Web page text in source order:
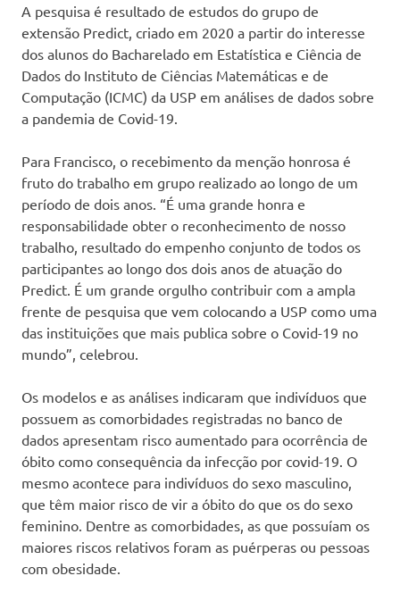
A pesquisa é resultado de estudos do grupo de
extensão Predict, criado em 2020 a partir do interesse
dos alunos do Bacharelado em Estatística e Ciência de
Dados do Instituto de Ciências Matemáticas e de
Computação (ICMC) da USP em análises de dados sobre
a pandemia de Covid-19.
Para Francisco, o recebimento da menção honrosa é
fruto do trabalho em grupo realizado ao longo de um
período de dois anos. “É uma grande honra e
responsabilidade obter o reconhecimento de nosso
trabalho, resultado do empenho conjunto de todos os
participantes ao longo dos dois anos de atuação do
Predict. É um grande orgulho contribuir com a ampla
frente de pesquisa que vem colocando a USP como uma
das instituições que mais publica sobre o Covid-19 no
mundo”, celebrou.
Os modelos e as análises indicaram que indivíduos que
possuem as comorbidades registradas no banco de
dados apresentam risco aumentado para ocorrência de
óbito como consequência da infecção por covid-19. O
mesmo acontece para indivíduos do sexo masculino,
que têm maior risco de vir a óbito do que os do sexo
feminino. Dentre as comorbidades, as que possuíam os
maiores riscos relativos foram as puérperas ou pessoas
com obesidade.